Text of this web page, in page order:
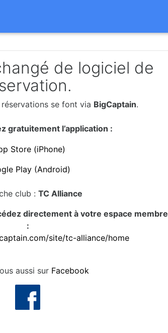
de logiciel de
se font via BigCaptain.
gratuitement l’application :
Store (iPhone)
Play (Android)
club :TC Alliance
directement à votre espace membre
:
site/tc-alliance/home
aussi sur Facebook